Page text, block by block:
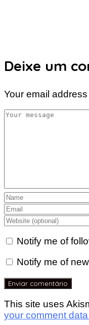
Deixe um
Your email
Notify me of
Notify me of
This site uses
your comment